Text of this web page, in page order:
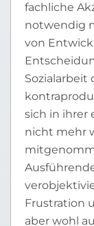
fachliche
notwendig
von
Sozialarbeit
sich in ihrer
nicht mehr
Frustration
aber wohl